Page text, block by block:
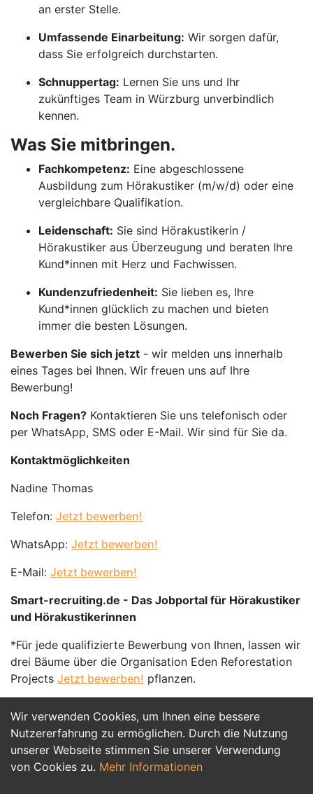
Wir verwenden Cookies, um Ihnen eine bessere
Nutzererfahrung zu ermöglichen. Durch die Nutzung
unserer Webseite stimmen Sie unserer Verwendung
von Cookies zu. Mehr Informationen
an erster Stelle.
Umfassende Einarbeitung: Wir sorgen dafür,
dass Sie erfolgreich durchstarten.
Schnuppertag: Lernen Sie uns und Ihr
zukünftiges Team in Würzburg unverbindlich
kennen.
Was Sie mitbringen.
Fachkompetenz: Eine abgeschlossene
Ausbildung zum Hörakustiker (m/w/d) oder eine
vergleichbare Qualifikation.
Leidenschaft: Sie sind Hörakustikerin /
Hörakustiker aus Überzeugung und beraten Ihre
Kund*innen mit Herz und Fachwissen.
Kundenzufriedenheit: Sie lieben es, Ihre
Kund*innen glücklich zu machen und bieten
immer die besten Lösungen.
Bewerben Sie sich jetzt - wir melden uns innerhalb
eines Tages bei Ihnen. Wir freuen uns auf Ihre
Bewerbung!
Noch Fragen? Kontaktieren Sie uns telefonisch oder
per WhatsApp, SMS oder E-Mail. Wir sind für Sie da.
Kontaktmöglichkeiten
Nadine Thomas
Telefon: Jetzt bewerben!
WhatsApp: Jetzt bewerben!
E-Mail: Jetzt bewerben!
Smart-recruiting.de - Das Jobportal für Hörakustiker
und Hörakustikerinnen
*Für jede qualifizierte Bewerbung von Ihnen, lassen wir
drei Bäume über die Organisation Eden Reforestation
Projects Jetzt bewerben! pflanzen.
Jetzt Bewerben